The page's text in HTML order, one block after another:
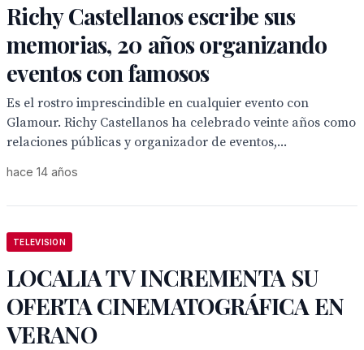
Richy Castellanos escribe sus
memorias, 20 años organizando
eventos con famosos
Es el rostro imprescindible en cualquier evento con
Glamour. Richy Castellanos ha celebrado veinte años como
relaciones públicas y organizador de eventos,...
hace 14 años
TELEVISION
LOCALIA TV INCREMENTA SU
OFERTA CINEMATOGRÁFICA EN
VERANO